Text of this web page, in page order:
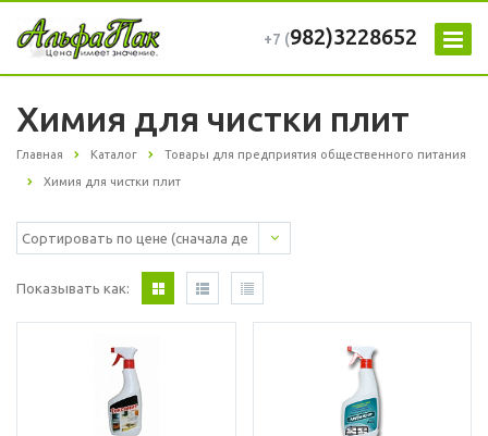
+7 (982)3228652
Химия для чистки плит
Главная Каталог Товары для предприятия общественного питания
Химия для чистки плит
Показывать как: